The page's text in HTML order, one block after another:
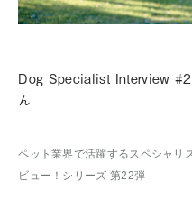
Dog Specialist Interview
ん
ペット業界で活躍するスペシャリ
ビュー！シリーズ 第22弾